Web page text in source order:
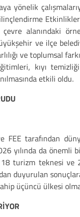
yönelik
alanındaki
ve ilçe
ve toplumsal
kıyı
etkili oldu.
FEE tarafından
yılında da
turizm teknesi ve
duyurulan
üçüncü ülkesi